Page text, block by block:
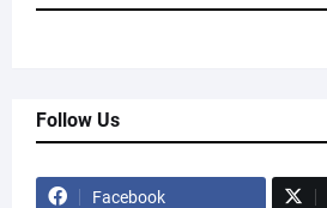
Follow Us
Facebook